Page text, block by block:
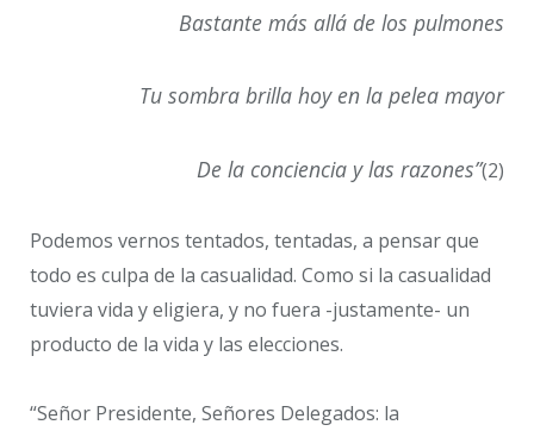
Bastante más allá de los pulmones
Tu sombra brilla hoy en la pelea mayor
De la conciencia y las razones”(2)
Podemos vernos tentados, tentadas, a pensar que
todo es culpa de la casualidad. Como si la casualidad
tuviera vida y eligiera, y no fuera -justamente- un
producto de la vida y las elecciones.
“Señor Presidente, Señores Delegados: la